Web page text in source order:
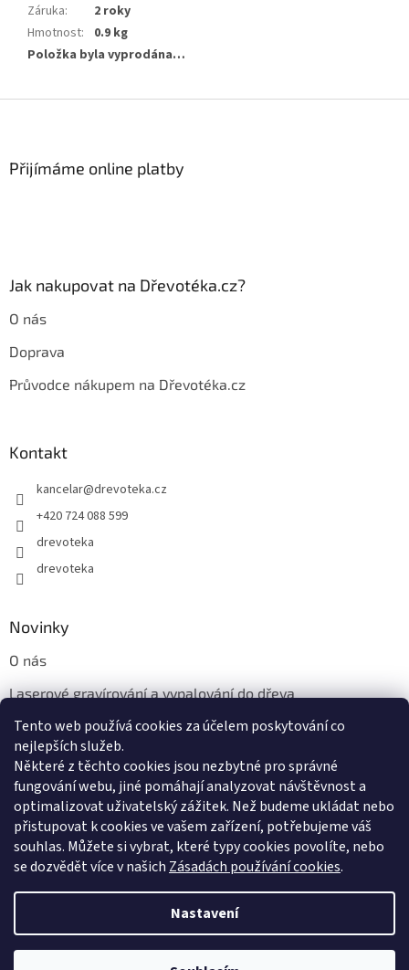
Tento web používá cookies za účelem poskytování co
nejlepších služeb.
Některé z těchto cookies jsou nezbytné pro správné
fungování webu, jiné pomáhají analyzovat návštěvnost a
optimalizovat uživatelský zážitek. Než budeme ukládat nebo
přistupovat k cookies ve vašem zařízení, potřebujeme váš
souhlas. Můžete si vybrat, které typy cookies povolíte, nebo
se dozvědět více v našich Zásadách používání cookies.
Nastavení
Záruka:
2 roky
Hmotnost:
0.9 kg
Položka byla vyprodána…
Přijímáme online platby
Jak nakupovat na Dřevotéka.cz?
O nás
Doprava
Průvodce nákupem na Dřevotéka.cz
Kontakt
kancelar@drevoteka.cz
+420 724 088 599
drevoteka
drevoteka
Novinky
O nás
Laserové gravírování a vypalování do dřeva
Proč jíst z přírodních dřevěných talířů: Ekologická a Stylová
Volba
Copyright 2026Dřevotéka. Všechna práva vyhrazena.Upravit